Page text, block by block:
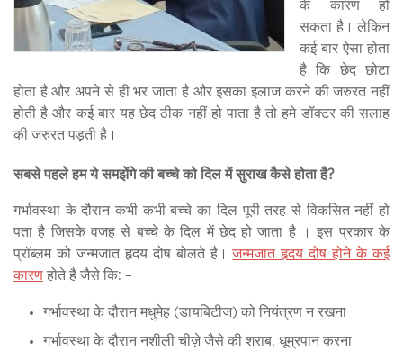
के कारण हो
सकता है। लेकिन
कई बार ऐसा होता
है कि छेद छोटा
होता है और अपने से ही भर जाता है और इसका इलाज करने की जरुरत नहीं
होती है और कई बार यह छेद ठीक नहीं हो पाता है तो हमे डॉक्टर की सलाह
की जरुरत पड़ती है।
सबसे पहले हम ये समझेंगे की बच्चे को दिल में सुराख कैसे होता है?
गर्भावस्था के दौरान कभी कभी बच्चे का दिल पूरी तरह से विकसित नहीं हो
पता है जिसके वजह से बच्चे के दिल में छेद हो जाता है । इस प्रकार के
प्रॉब्लम को जन्मजात हृदय दोष बोलते है।जन्मजात हृदय दोष होने के कई
कारण होते है जैसे कि: –
गर्भावस्था के दौरान मधुमेह (डायबिटीज) को नियंत्रण न रखना
गर्भावस्था के दौरान नशीली चीज़े जैसे की शराब, धूम्रपान करना